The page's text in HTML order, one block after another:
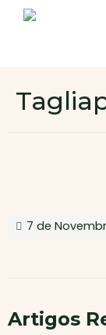
Área de
7 de
Artigos